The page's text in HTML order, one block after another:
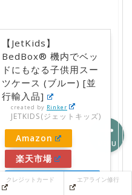
【JetKids】
BedBox® 機内でベッ
ドにもなる子供用スー
ツケース (ブルー) [並
行輸入品]
created by Rinker
JETKIDS(ジェットキッズ)
Amazon
楽天市場
Yahooショッピ
クレジットカード エアライン修行
MENU
クレジットカード
エアライン修行